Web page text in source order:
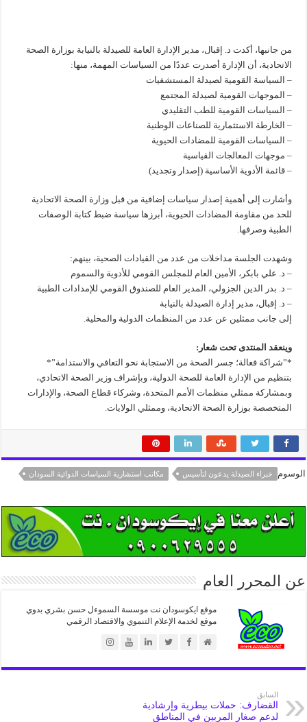
من جانبها، أكدت د. إقبال، مدير الإدارة العامة للصيدلة بالنيابة بوزارة الصحة
الاتحادية، أن الإدارة أصدرت عددًا من السياسات المهمة، منها:
– السياسة القومية لصيدلة المستشفيات
– الموجهات القومية لصيدلة المجتمع
– السياسات القومية للطب التقليدي
– الخارطة الاستثمارية للصناعات الوطنية
– السياسات القومية للمضادات الحيوية
– موجهات المعالجات القياسية
– قائمة الأدوية الأساسية (إصدار وتجديد)
وأشارت إلى أهمية إصدار سياسات إضافية من قبل وزارة الصحة الاتحادية
للحد من مقاومة المضادات الحيوية، أبرزها سياسة ضبط كتابة الوصفات
الطبية وصرفها.
وشهدت الجلسة مداخلات من عدد من القيادات الصحية، بينهم:
– د. علي بابكر، الأمين العام للمجلس القومي للأدوية والسموم
– د. بدر الدين الجزولي، المدير العام للصندوق القومي للإمدادات الطبية
– د. إقبال، مدير إدارة الصيدلة بالنيابة
إلى جانب ممثلين عن عدد من المنظمات الدولية والمحلية.
وينعقد المنتدى تحت شعار:
*”شراكة فعالة؛ جسر الصحة من الاستجابة نحو التعافي والاستدامة”*
بتنظيم من الإدارة العامة للصحة الدولية، وبإشراف وزير الصحة الاتحادي،
وبمشاركة ممثلي منظمات الأمم المتحدة، وشركاء قطاع الصحة، والإدارات
المتخصصة بوزارة الصحة الاتحادية، وممثلي الولايات.
الوسوم خبراء الصيدلة يدعون لتأسيس مكاتب استشارية السياسات الدوائية السودان
عن المحرر العام
موقع ايكوسودان نت موسسة السموءل حسن بشري بدوي
موقع لخدمة الإعلام التنموي والاقتصاد الرقمي
السابق
القضارف: حملات بيطرية وإرشادية
لدعم صغار المربين في المناطق